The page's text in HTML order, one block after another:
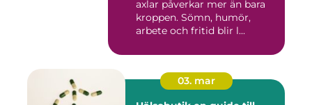
axlar påverkar mer än bara
kroppen. Sömn, humör,
arbete och fritid blir l...
03. mar